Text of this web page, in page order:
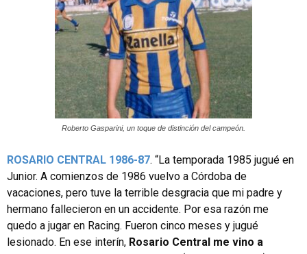
Roberto Gasparini, un toque de distinción del campeón.
ROSARIO CENTRAL 1986-87. “La temporada 1985 jugué en
Junior. A comienzos de 1986 vuelvo a Córdoba de
vacaciones, pero tuve la terrible desgracia que mi padre y
hermano fallecieron en un accidente. Por esa razón me
quedo a jugar en Racing. Fueron cinco meses y jugué
lesionado. En ese interín, Rosario Central me vino a